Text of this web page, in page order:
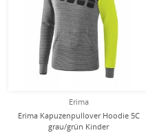
Erima
Erima Kapuzenpullover Hoodie 5C
grau/grün Kinder